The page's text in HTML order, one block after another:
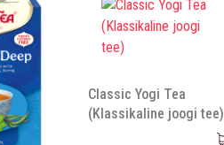
Classic Yogi Tea
(Klassikaline joogi tee)